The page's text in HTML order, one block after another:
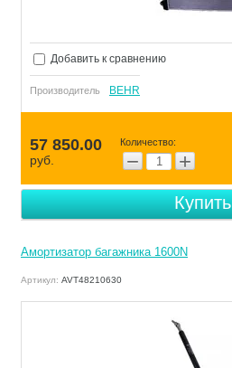
Добавить к сравнению
Производитель BEHR
57 850.00
руб.
Количество:
− +
Купить
Амортизатор багажника 1600N
Артикул: AVT48210630